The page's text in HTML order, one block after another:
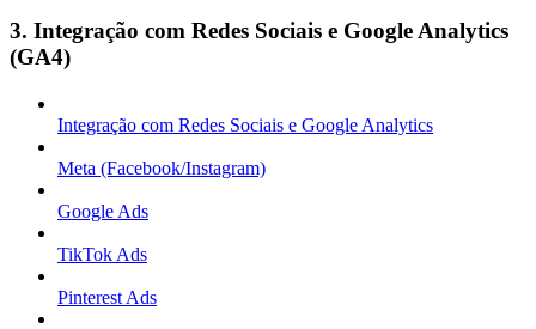
3. Integração com Redes Sociais e Google Analytics
(GA4)
Integração com Redes Sociais e Google Analytics
Meta (Facebook/Instagram)
Google Ads
TikTok Ads
Pinterest Ads